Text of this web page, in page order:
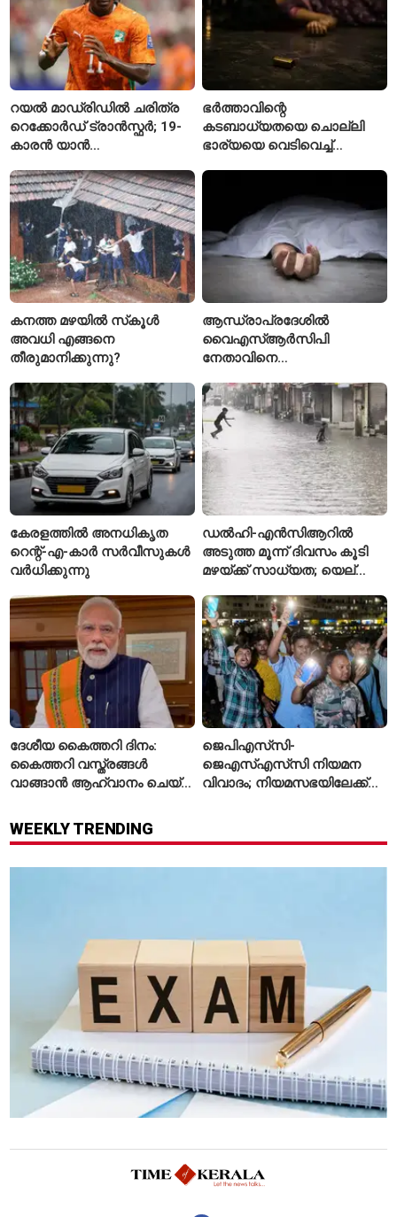
റയൽ മാഡ്രിഡിൽ ചരിത്ര
റെക്കോർഡ് ട്രാൻസ്ഫർ; 19-
കാരൻ യാൻ
സ്വന്തമാക്കി സ്പാനിഷ്
വമ്പന്മാർ
ഭർത്താവിന്റെ
കടബാധ്യതയെ ചൊല്ലി
ഭാര്യയെ വെടിവെച്ച്
കൊലപാതകം
കനത്ത മഴയിൽ സ്‌കൂൾ
അവധി എങ്ങനെ
തീരുമാനിക്കുന്നു?
ആന്ധ്രാപ്രദേശിൽ
വൈഎസ്ആർസിപി
നേതാവിനെ
അന്വേഷണം ആരംഭിച്ച്
പൊലീസ്
കേരളത്തിൽ അനധികൃത
റെന്റ്-എ-കാർ സർവീസുകൾ
വർധിക്കുന്നു
ഡൽഹി-എൻസിആറിൽ
അടുത്ത മൂന്ന് ദിവസം കൂടി
മഴയ്ക്ക് സാധ്യത; യെല്ലോ
ഐഎംഡി
ദേശീയ കൈത്തറി ദിനം:
കൈത്തറി വസ്ത്രങ്ങൾ
വാങ്ങാൻ ആഹ്വാനം ചെയ്ത്
ജെപിഎസ്‌സി-
ജെഎസ്എസ്‌സി നിയമന
വിവാദം; നിയമസഭയിലേക്ക്
WEEKLY TRENDING